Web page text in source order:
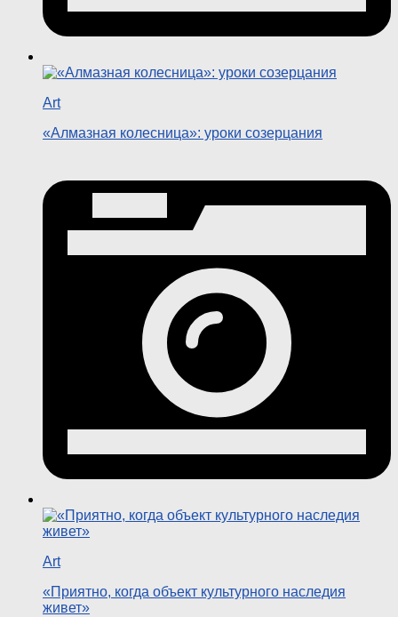
Art
«Алмазная колесница»: уроки созерцания
Art
«Приятно, когда объект культурного наследия
живет»